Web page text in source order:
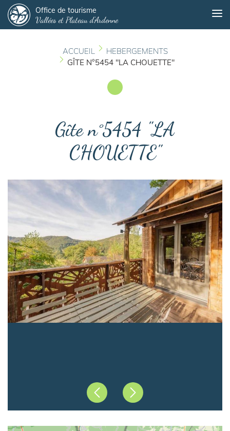
au
contenu
Office de tourisme
Vallées et Plateau d'Ardenne
ACCUEIL
HEBERGEMENTS
GÎTE N°5454 "LA CHOUETTE"
Gîte n°5454 "LA
CHOUETTE"
PrécédentSuivant
Panneau de gestion des cookies